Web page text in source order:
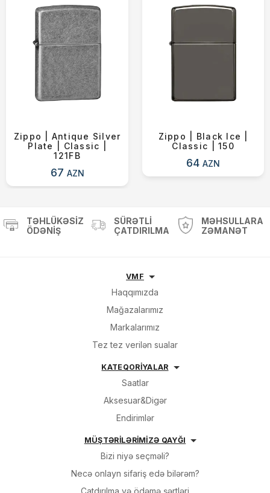
Zippo | Antique Silver
Plate | Classic |
121FB
67 AZN
Zippo | Black Ice |
Classic | 150
64AZN
Sifarişi rəsmiləşdir
Alış-verişə davam et
TƏHLÜKƏSIZ
ÖDƏNIŞ
SÜRƏTLI
ÇATDIRILMA
MƏHSULLARA
ZƏMANƏT
VMF
Haqqımızda
Mağazalarımız
Markalarımız
Tez tez verilən sualar
KATEQORİYALAR
Saatlar
Aksesuar&Digər
Endirimlər
MÜŞTƏRİLƏRİMİZƏ QAYĞI
Bizi niyə seçməli?
Necə onlayn sifariş edə bilərəm?
Çatdırılma və ödəmə şərtləri